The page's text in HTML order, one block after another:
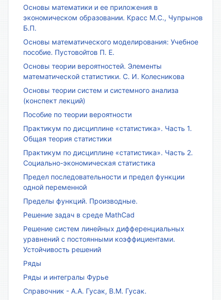
Основы математики и ее приложения в
экономическом образовании. Красс М.С., Чупрынов
Б.П.
Основы математического моделирования: Учебное
пособие. Пустовойтов П. Е.
Основы теории вероятностей. Элементы
математической статистики. С. И. Колесникова
Основы теории систем и системного анализа
(конспект лекций)
Пособие по теории вероятности
Практикум по дисциплине «статистика». Часть 1.
Общая теория статистики
Практикум по дисциплине «статистика». Часть 2.
Социально-экономическая статистика
Предел последовательности и предел функции
одной переменной
Пределы функций. Производные.
Решение задач в среде MathCad
Решение систем линейных дифференциальных
уравнений с постоянными коэффициентами.
Устойчивость решений
Ряды
Ряды и интегралы Фурье
Справочник - А.А. Гусак, В.М. Гусак.